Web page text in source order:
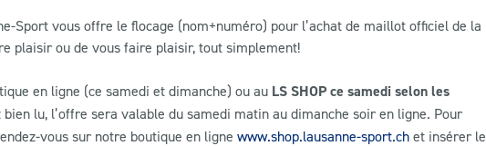
Sport vous offre le flocage (nom+numéro) pour l’achat de maillot officiel de la
plaisir ou de vous faire plaisir, tout simplement!
en ligne (ce samedi et dimanche) ou au LS SHOP ce samedi selon les
bien lu, l’offre sera valable du samedi matin au dimanche soir en ligne. Pour
vous sur notre boutique en ligne www.shop.lausanne-sport.ch et insérer le